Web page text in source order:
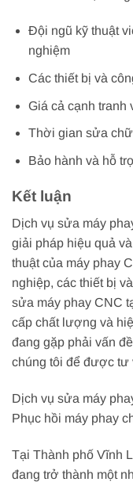
Đội ngũ kỹ thuật
nghiệm
Các thiết bị và
Giá cả cạnh tranh
Thời gian sửa
Bảo hành và hỗ
Kết luận
Dịch vụ sửa máy
giải pháp hiệu quả
thuật của máy phay
nghiệp, các thiết bị
sửa máy phay CNC
cấp chất lượng và
đang gặp phải vấn
chúng tôi để được tư
Dịch vụ sửa máy
Phục hồi máy phay
Tại Thành phố Vĩnh
đang trở thành một